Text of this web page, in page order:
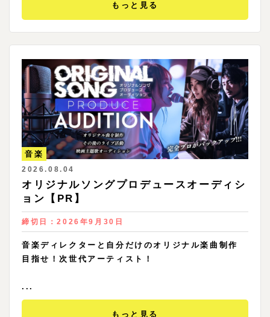
もっと見る
音楽
2026.08.04
オリジナルソングプロデュースオーディシ
ョン【PR】
締切日：2026年9月30日
音楽ディレクターと自分だけのオリジナル楽曲制作
目指せ！次世代アーティスト！
...
もっと見る